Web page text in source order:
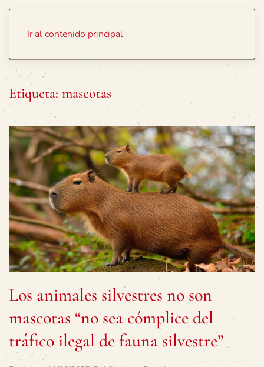
Ir al contenido principal
Etiqueta: mascotas
Los animales silvestres no son
mascotas “no sea cómplice del
tráfico ilegal de fauna silvestre”